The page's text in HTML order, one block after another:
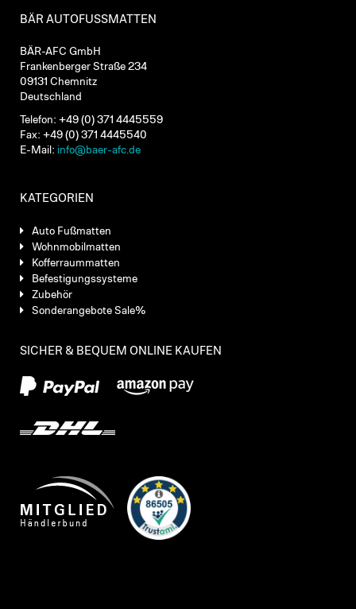
BÄR AUTOFUSSMATTEN
BÄR-AFC GmbH
Frankenberger Straße 234
09131 Chemnitz
Deutschland
Telefon: +49 (0) 371 4445559
Fax: +49 (0) 371 4445540
E-Mail: info@baer-afc.de
KATEGORIEN
Auto Fußmatten
Wohnmobilmatten
Kofferraummatten
Befestigungssysteme
Zubehör
Sonderangebote Sale%
SICHER & BEQUEM ONLINE KAUFEN